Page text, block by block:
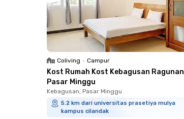
Coliving • Campur
Kost Rumah Kost Kebagusan Ragunan
Pasar Minggu
Kebagusan, Pasar Minggu
5.2 km dari universitas prasetiya mulya
kampus cilandak